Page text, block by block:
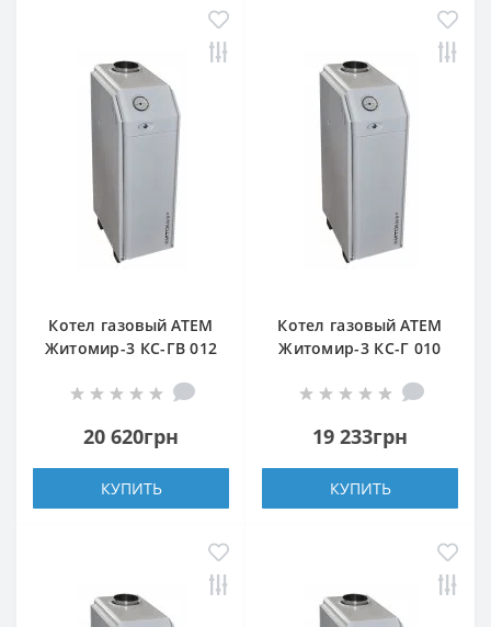
Котел газовый АТЕМ
Житомир-3 КС-ГВ 012
20 620грн
КУПИТЬ
Котел газовый АТЕМ
Житомир-3 КС-Г 010
19 233грн
КУПИТЬ